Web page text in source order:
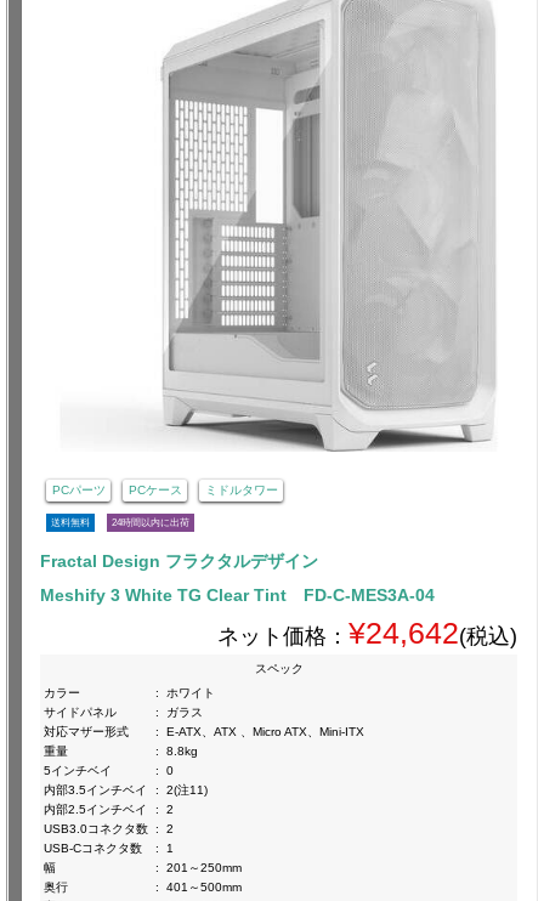
PCパーツ PCケース ミドルタワー
送料無料 24時間以内に出荷
Fractal Design フラクタルデザイン
Meshify 3 White TG Clear Tint FD-C-MES3A-04
ネット価格： ¥24,642(税込)
スペック
カラー
:
ホワイト
サイドパネル
:
ガラス
対応マザー形式
:
E-ATX、ATX 、Micro ATX、Mini-ITX
重量
:
8.8kg
5インチベイ
:
0
内部3.5インチベイ
:
2(注11)
内部2.5インチベイ
:
2
USB3.0コネクタ数 :
2
USB-Cコネクタ数
:
1
幅
:
201～250mm
奥行
:
401～500mm